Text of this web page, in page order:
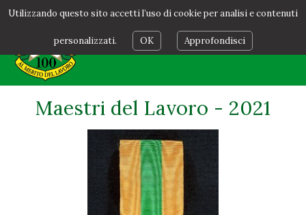
Utilizzando questo sito accetti l’uso di cookie per analisi e contenuti
personalizzati. OK Approfondisci
Maestri del Lavoro - 2021